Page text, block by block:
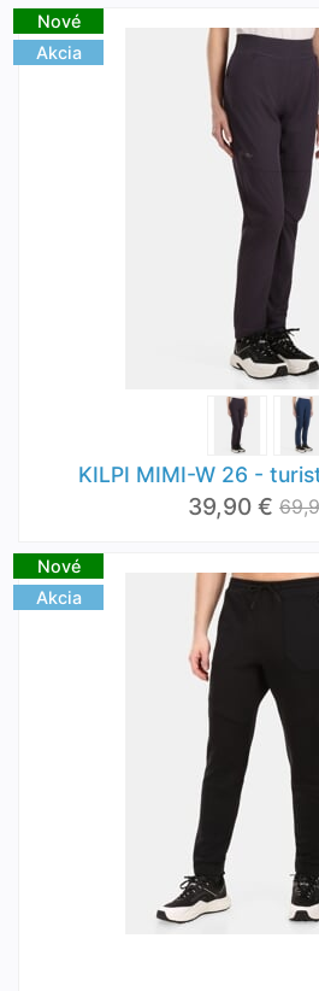
Nové
Akcia
KILPI MIMI-W 26 -
39,90 €
Nové
Akcia